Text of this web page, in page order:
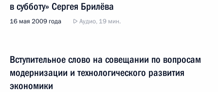
в субботу» Сергея Брилёва
16 мая 2009 года Аудио, 19 мин.
Вступительное слово на совещании по вопросам
модернизации и технологического развития
экономики